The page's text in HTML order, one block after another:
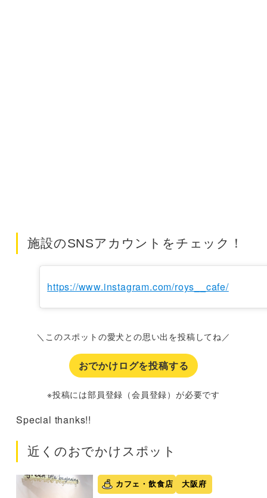
施設のSNSアカウントをチェック！
https://www.instagram.com/roys__cafe/
＼このスポットの愛犬との思い出を投稿してね／
おでかけログを投稿する
※投稿には部員登録（会員登録）が必要です
Special thanks!!
近くのおでかけスポット
カフェ・飲食店 大阪府